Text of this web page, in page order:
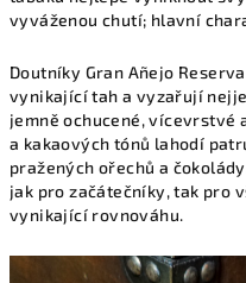
vyváženou chutí; hlavní
Doutníky Gran Añejo
vynikající tah a vyzařují
jemně ochucené, vícevrstvé
a kakaových tónů lahodí
pražených ořechů a
jak pro začátečníky, tak pro
vynikající rovnováhu.